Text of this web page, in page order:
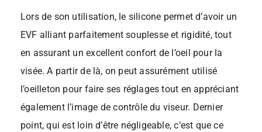
Lors de son utilisation, le silicone permet d’avoir un
EVF alliant parfaitement souplesse et rigidité, tout
en assurant un excellent confort de l’oeil pour la
visée. A partir de là, on peut assurément utilisé
l’oeilleton pour faire ses réglages tout en appréciant
également l’image de contrôle du viseur. Dernier
point, qui est loin d’être négligeable, c’est que ce